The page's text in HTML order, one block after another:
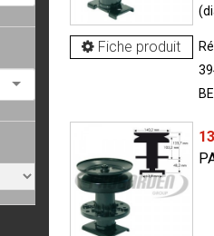
Fiche produit